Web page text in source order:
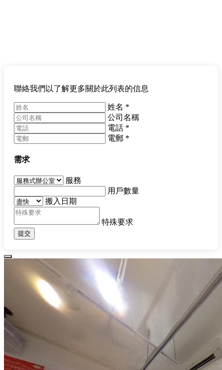
聯絡我們以了解更多關於此列表的信息
姓名 *
公司名稱
電話 *
電郵 *
需求
服務
用戶數量
搬入日期
特殊要求
提交